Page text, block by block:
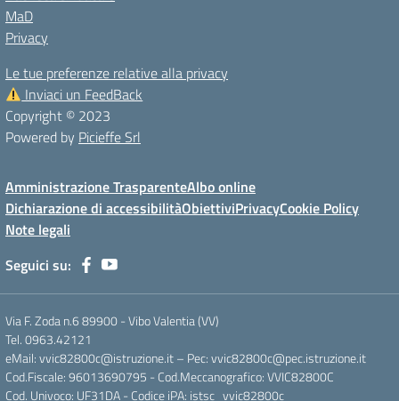
MaD
Privacy
Le tue preferenze relative alla privacy
Inviaci un FeedBack
Copyright © 2023
Powered by Picieffe Srl
Amministrazione TrasparenteAlbo online
Dichiarazione di accessibilitàObiettiviPrivacyCookie Policy
Note legali
Seguici su:
Via F. Zoda n.6 89900 - Vibo Valentia (VV)
Tel. 0963.42121
eMail: vvic82800c@istruzione.it – Pec: vvic82800c@pec.istruzione.it
Cod.Fiscale: 96013690795 - Cod.Meccanografico: VVIC82800C
Cod. Univoco: UF31DA - Codice iPA: istsc_vvic82800c